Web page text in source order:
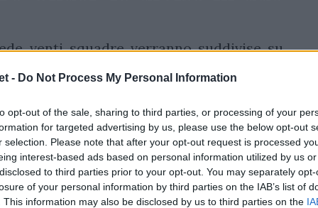
- Do Not Process My Personal Information
opt-out of the sale, sharing to third parties, or processing of your
for targeted advertising by us, please use the below opt-out
selection. Please note that after your opt-out request is processed
interest-based ads based on personal information utilized by us
to third parties prior to your opt-out. You may separately
of your personal information by third parties on the IAB’s list of
This information may also be disclosed by us to third parties on the
venti squadre verranno suddivise su
da dieci. Al termine della fase a
– 18 maggio) per definire le squadre che
si affronteranno per l’assegnazione del
2024/25.
I Turno, 22 settembre,